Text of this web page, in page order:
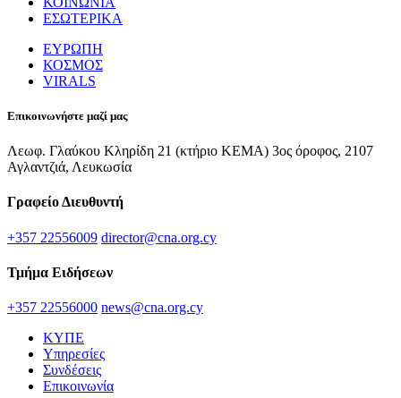
ΕΣΩΤΕΡΙΚΑ
ΕΥΡΩΠΗ
ΚΟΣΜΟΣ
VIRALS
Επικοινωνήστε μαζί μας
Λεωφ. Γλαύκου Κληρίδη 21 (κτήριο ΚΕΜΑ) 3ος όροφος, 2107
Αγλαντζιά, Λευκωσία
Γραφείο Διευθυντή
+357 22556009 director@cna.org.cy
Τμήμα Ειδήσεων
+357 22556000 news@cna.org.cy
ΚΥΠΕ
Υπηρεσίες
Συνδέσεις
Επικοινωνία